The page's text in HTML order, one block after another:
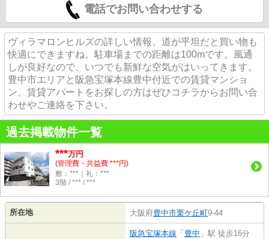
電話でお問い合わせする
ヴィラマロンヒルズの詳しい情報。道が平坦だと買い物も
快適にできますね。駐車場までの距離は100mです。風通
しが良好なので、いつでも新鮮な空気がはいってきます。
豊中市エリアと阪急宝塚本線豊中付近での賃貸マンショ
ン、賃貸アパートをお探しの方はぜひコチラからお問い合
わせやご連絡を下さい。
過去掲載物件一覧
***万円
(管理費・共益費 ***円)
敷：***｜礼：***
3階 / *** / ***
所在地 大阪府豊中市栗ケ丘町9-44
阪急宝塚本線 「 豊中 」駅 徒歩16分